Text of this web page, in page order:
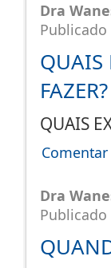
Dra
QUAIS
FAZER?
QUAIS
Comentar
Dra